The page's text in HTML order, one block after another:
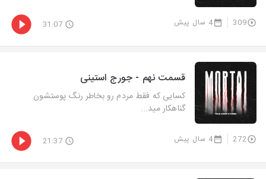
309 4 سال پیش 31:07
قسمت نهم - جورج استینی
کسایی که فقط مردم رو بخاطر رنگ پوستشون
گناهکار مید...
272 4 سال پیش 21:37